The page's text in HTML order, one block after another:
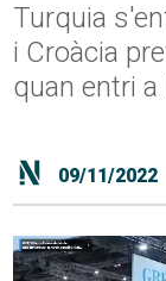
Turquia
i Croàcia
quan entri a
09/11/2022